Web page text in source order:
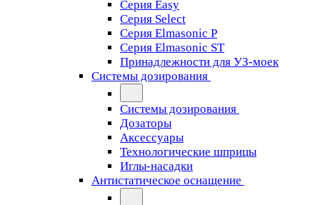
Серия Easy
Серия Select
Серия Elmasonic P
Серия Elmasonic ST
Принадлежности для УЗ-моек
Системы дозирования
Системы дозирования
Дозаторы
Аксессуары
Технологические шприцы
Иглы-насадки
Антистатическое оснащение